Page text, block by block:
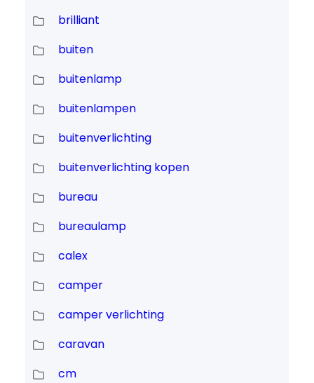
brilliant
buiten
buitenlamp
buitenlampen
buitenverlichting
buitenverlichting kopen
bureau
bureaulamp
calex
camper
camper verlichting
caravan
cm